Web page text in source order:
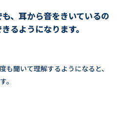
、耳から音をきいているの
るようになります。
も聞いて理解するようになると、
。